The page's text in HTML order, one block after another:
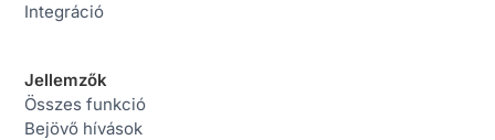
Integráció
Jellemzők
Összes funkció
Bejövő hívások